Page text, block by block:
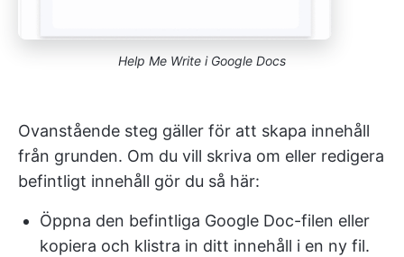
Help Me Write i Google Docs
Ovanstående steg gäller för att skapa innehåll
från grunden. Om du vill skriva om eller redigera
befintligt innehåll gör du så här:
Öppna den befintliga Google Doc-filen eller
kopiera och klistra in ditt innehåll i en ny fil.